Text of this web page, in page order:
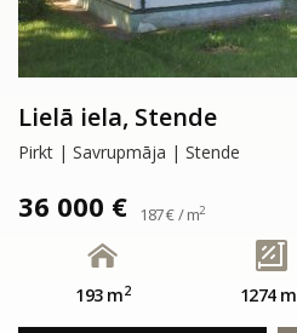
Lielā iela, Stende
Pirkt | Savrupmāja | Stende
36 000 € 187 € / m2
193 m2 1274 m